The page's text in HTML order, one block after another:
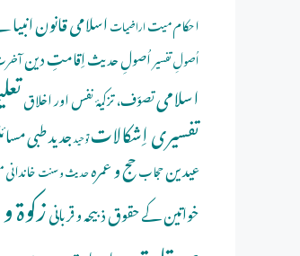
احکام میتاراضیاتاسلامی قانون
اُصولِ تفسیراُصولِ حدیثاِقامتِ دین
اسلامیتصوّف، تزکیۂ نفس اور اخلاق
تفسیری اِشکالاتتوحیدجدید طبی
عیدینحجابحج و عمرہحدیث و سنت
خواتین کے حقوقذبیحہ و قربانیزکوۃ و